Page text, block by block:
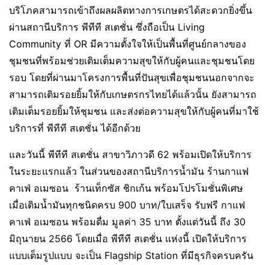
บริโภคสามารถเข้าถึงผลผลิตทางการเกษตรได้สะดวกยิ่งขึ้น
ผ่านสถานีบริการ พีทีที สเตชั่น ซึ่งถือเป็น Living
Community ที่ OR มีความตั้งใจให้เป็นพื้นที่ศูนย์กลางของ
ชุมชนที่พร้อมช่วยเติมเต็มความสุขให้กับผู้คนและชุมชนโดย
รอบ โดยที่ผ่านมาโครงการพื้นที่ปันสุขเพื่อชุมชนนอกจากจะ
สามารถเติมรอยยิ้มให้กับเกษตรกรไทยได้แล้วนั้น ยังสามารถ
เติมเต็มรอยยิ้มให้ชุมชน และส่งต่อความสุขให้กับผู้คนที่มาใช้
บริการที่ พีทีที สเตชั่น ได้อีกด้วย
และวันนี้ พีทีที สเตชั่น สาขาวิภาวดี 62 พร้อมเปิดให้บริการ
ในระยะแรกแล้ว ในส่วนของสถานีบริการน้ำมัน ร้านกาแฟ
คาเฟ่ อเมซอน ร้านเท็กซัส ชิกเก้น พร้อมโปรโมชั่นพิเศษ
เมื่อเติมน้ำมันทุกชนิดครบ 900 บาท/ใบเสร็จ รับฟรี กาแฟ
คาเฟ่ อเมซอน พร้อมดื่ม มูลค่า 35 บาท ตั้งแต่วันนี้ ถึง 30
มิถุนายน 2566 โดยเมื่อ พีทีที สเตชั่น แห่งนี้ เปิดให้บริการ
แบบเต็มรูปแบบ จะเป็น Flagship Station ที่มีธุรกิจครบครัน